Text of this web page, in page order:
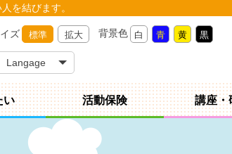
を結びます。
ズ 標準 拡大 背景色 白 青 黄 黒
い 活動保険 講座・